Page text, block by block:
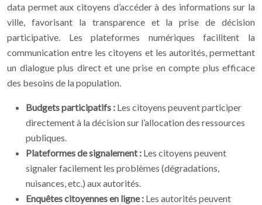
data permet aux citoyens d’accéder à des informations sur la
ville, favorisant la transparence et la prise de décision
participative. Les plateformes numériques facilitent la
communication entre les citoyens et les autorités, permettant
un dialogue plus direct et une prise en compte plus efficace
des besoins de la population.
Budgets participatifs : Les citoyens peuvent participer
directement à la décision sur l’allocation des ressources
publiques.
Plateformes de signalement : Les citoyens peuvent
signaler facilement les problèmes (dégradations,
nuisances, etc.) aux autorités.
Enquêtes citoyennes en ligne : Les autorités peuvent